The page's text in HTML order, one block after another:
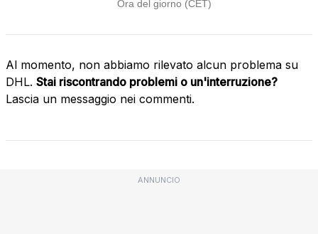
Al momento, non abbiamo rilevato alcun problema su
DHL. Stai riscontrando problemi o un'interruzione?
Lascia un messaggio nei commenti.
ANNUNCIO